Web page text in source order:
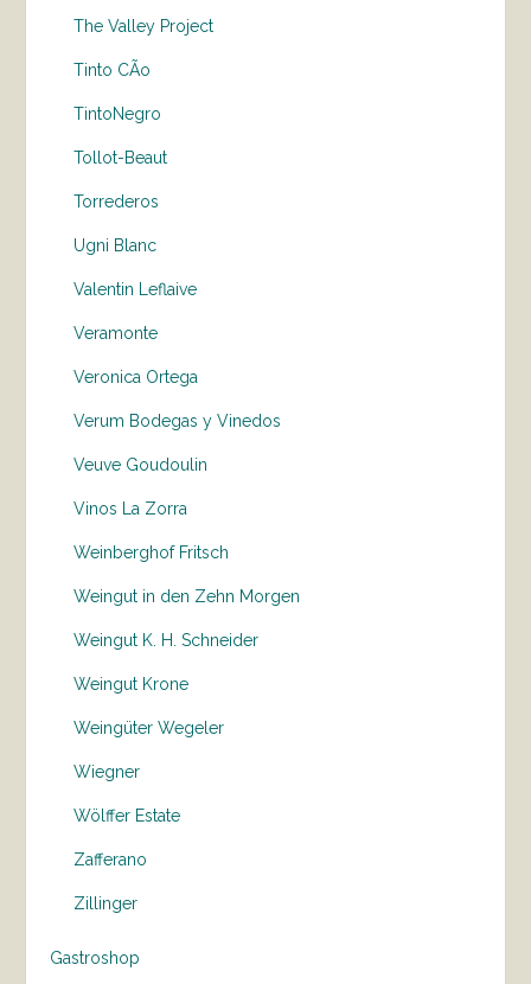
The Valley Project
Tinto CÃo
TintoNegro
Tollot-Beaut
Torrederos
Ugni Blanc
Valentin Leflaive
Veramonte
Veronica Ortega
Verum Bodegas y Vinedos
Veuve Goudoulin
Vinos La Zorra
Weinberghof Fritsch
Weingut in den Zehn Morgen
Weingut K. H. Schneider
Weingut Krone
Weingüter Wegeler
Wiegner
Wölffer Estate
Zafferano
Zillinger
Gastroshop